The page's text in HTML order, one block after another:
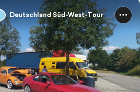
Deutschland Süd-West-Tour